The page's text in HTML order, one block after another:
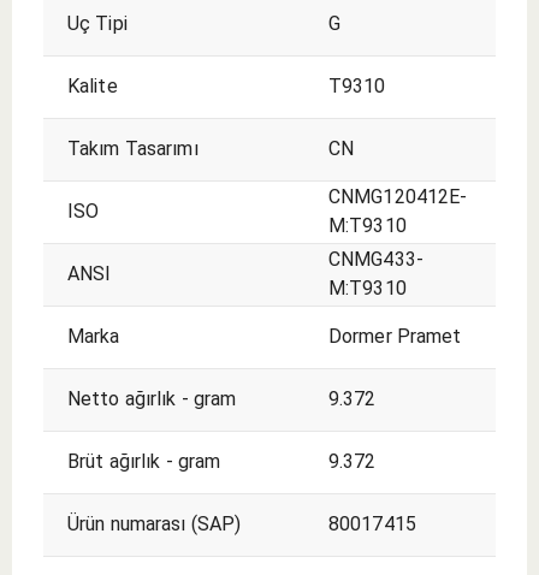
Uç Tipi G
Kalite T9310
Takım Tasarımı CN
ISO
CNMG120412E-
M:T9310
ANSI
CNMG433-
M:T9310
Marka Dormer Pramet
Netto ağırlık - gram 9.372
Brüt ağırlık - gram 9.372
Ürün numarası (SAP) 80017415